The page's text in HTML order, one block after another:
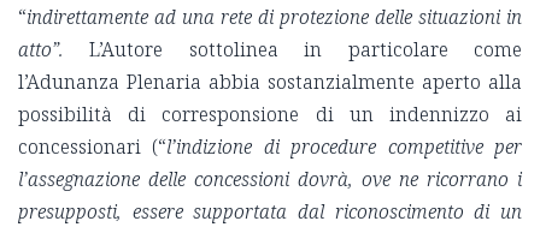
“indirettamente ad una rete di protezione delle situazioni in
atto”. L’Autore sottolinea in particolare come
l’Adunanza Plenaria abbia sostanzialmente aperto alla
possibilità di corresponsione di un indennizzo ai
concessionari (“l’indizione di procedure competitive per
l’assegnazione delle concessioni dovrà, ove ne ricorrano i
presupposti, essere supportata dal riconoscimento di un